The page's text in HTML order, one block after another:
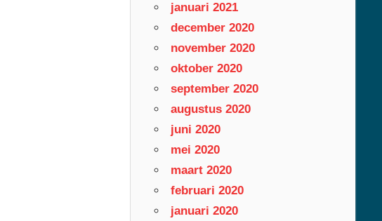
januari 2021
december 2020
november 2020
oktober 2020
september 2020
augustus 2020
juni 2020
mei 2020
maart 2020
februari 2020
januari 2020